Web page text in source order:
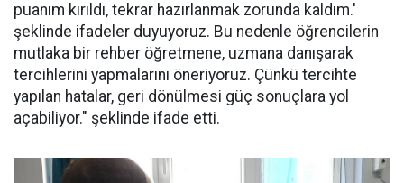
puanım kırıldı, tekrar hazırlanmak zorunda kaldım.'
şeklinde ifadeler duyuyoruz. Bu nedenle öğrencilerin
mutlaka bir rehber öğretmene, uzmana danışarak
tercihlerini yapmalarını öneriyoruz. Çünkü tercihte
yapılan hatalar, geri dönülmesi güç sonuçlara yol
açabiliyor." şeklinde ifade etti.